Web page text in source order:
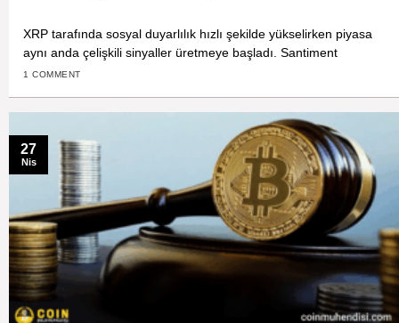
XRP tarafında sosyal duyarlılık hızlı şekilde yükselirken piyasa
aynı anda çelişkili sinyaller üretmeye başladı. Santiment
1 COMMENT
27
Nis